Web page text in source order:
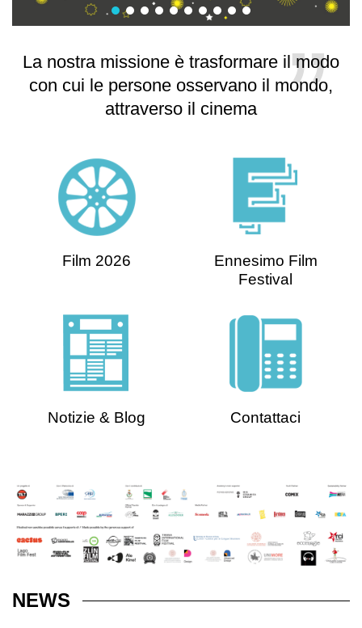
La nostra missione è trasformare il modo
con cui le persone osservano il mondo,
attraverso il cinema
Film 2026
Ennesimo Film
Festival
Notizie & Blog Contattaci
NEWS